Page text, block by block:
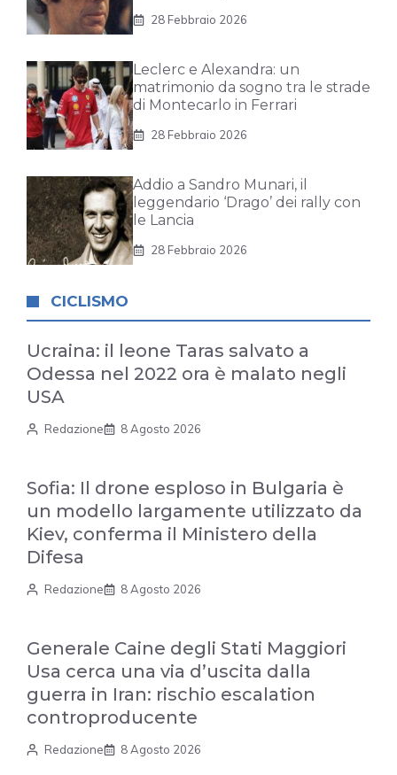
28 Febbraio 2026
Leclerc e Alexandra: un
matrimonio da sogno tra le strade
di Montecarlo in Ferrari
28 Febbraio 2026
Addio a Sandro Munari, il
leggendario ‘Drago’ dei rally con
le Lancia
28 Febbraio 2026
CICLISMO
Ucraina: il leone Taras salvato a
Odessa nel 2022 ora è malato negli
USA
Redazione 8 Agosto 2026
Sofia: Il drone esploso in Bulgaria è
un modello largamente utilizzato da
Kiev, conferma il Ministero della
Difesa
Redazione 8 Agosto 2026
Generale Caine degli Stati Maggiori
Usa cerca una via d’uscita dalla
guerra in Iran: rischio escalation
controproducente
Redazione 8 Agosto 2026